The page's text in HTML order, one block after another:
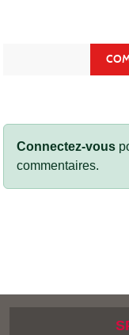
Connectez-vous
commentaires.